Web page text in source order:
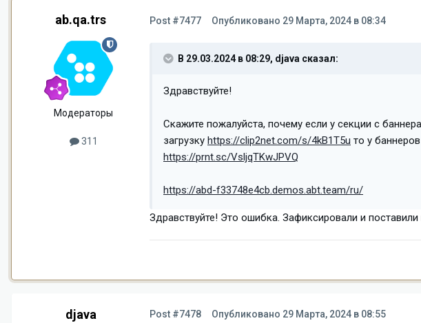
ab.qa.trs
Модераторы
311
Post #7477 Опубликовано 29 Марта, 2024 в 08:34
В 29.03.2024 в 08:29, djava сказал:
Здравствуйте!
Скажите пожалуйста, почему если у секции с
загрузку https://clip2net.com/s/4kB1T5u то у
https://prnt.sc/VsljqTKwJPVQ
https://abd-f33748e4cb.demos.abt.team/ru/
Здравствуйте! Это ошибка. Зафиксировали и
djava Post #7478 Опубликовано 29 Марта, 2024 в 08:55